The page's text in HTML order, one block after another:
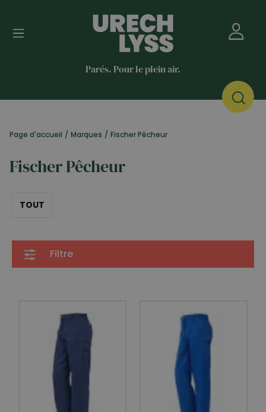
Parés. Pour le plein air.
Page d'accueil / Marques / Fischer Pêcheur
Fischer Pêcheur
TOUT
Filtre